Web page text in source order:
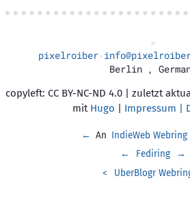
pixelroiber·
Berlin ,
copyleft: CC BY-NC-ND 4.0 | zuletzt
mit Hugo | Impressum |
← An IndieWeb Webring
←
Fediring
→
<
UberBlogr